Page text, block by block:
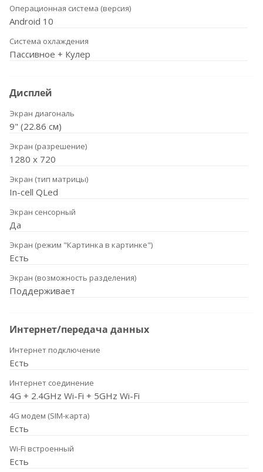
Операционная система (версия)
Android 10
Система охлаждения
Пассивное + Кулер
Дисплей
Экран диагональ
9" (22.86 см)
Экран (разрешение)
1280 х 720
Экран (тип матрицы)
In-cell QLed
Экран сенсорный
Да
Экран (режим "Картинка в картинке")
Есть
Экран (возможность разделения)
Поддерживает
Интернет/передача данных
Интернет подключение
Есть
Интернет соединение
4G + 2.4GHz Wi-Fi + 5GHz Wi-Fi
4G модем (SIM-карта)
Есть
Wi-Fi встроенный
Есть